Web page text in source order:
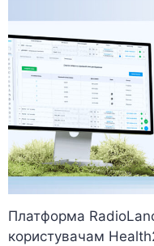
Платформа
користувачам